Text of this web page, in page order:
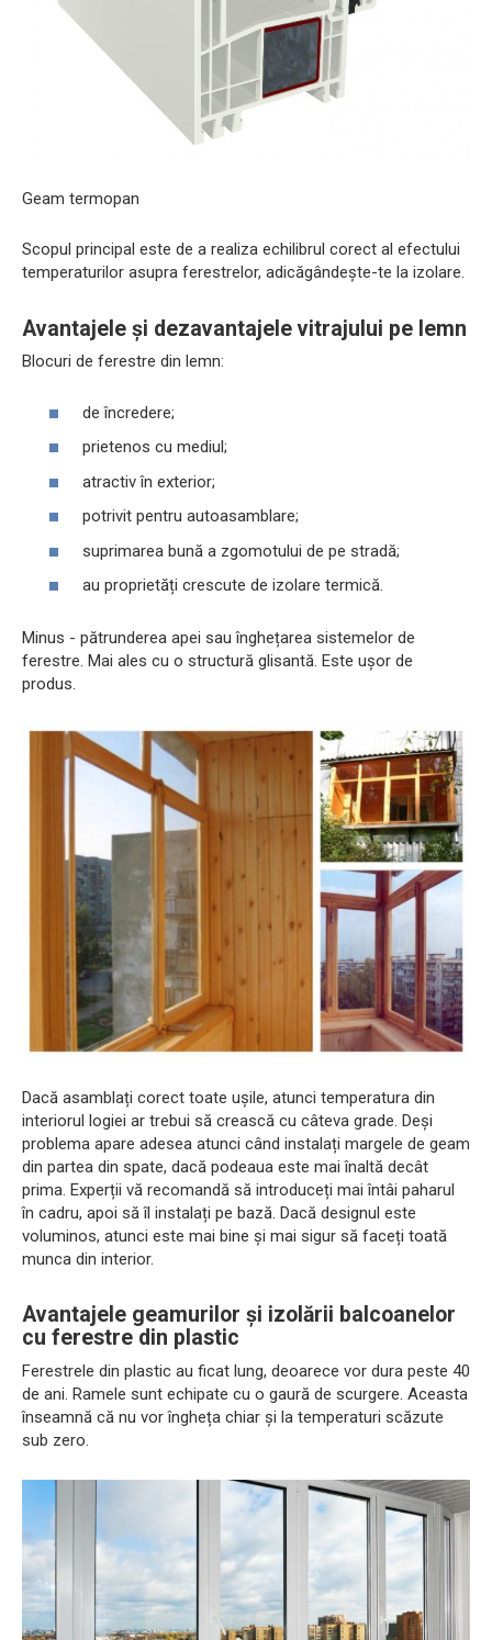
Geam termopan
Scopul principal este de a realiza echilibrul corect al efectului
temperaturilor asupra ferestrelor, adicăgândește-te la izolare.
Avantajele și dezavantajele vitrajului pe lemn
Blocuri de ferestre din lemn:
de încredere;
prietenos cu mediul;
atractiv în exterior;
potrivit pentru autoasamblare;
suprimarea bună a zgomotului de pe stradă;
au proprietăți crescute de izolare termică.
Minus - pătrunderea apei sau înghețarea sistemelor de
ferestre. Mai ales cu o structură glisantă. Este ușor de
produs.
Dacă asamblați corect toate ușile, atunci temperatura din
interiorul logiei ar trebui să crească cu câteva grade. Deși
problema apare adesea atunci când instalați margele de geam
din partea din spate, dacă podeaua este mai înaltă decât
prima. Experții vă recomandă să introduceți mai întâi paharul
în cadru, apoi să îl instalați pe bază. Dacă designul este
voluminos, atunci este mai bine și mai sigur să faceți toată
munca din interior.
Avantajele geamurilor și izolării balcoanelor
cu ferestre din plastic
Ferestrele din plastic au ficat lung, deoarece vor dura peste 40
de ani. Ramele sunt echipate cu o gaură de scurgere. Aceasta
înseamnă că nu vor îngheța chiar și la temperaturi scăzute
sub zero.